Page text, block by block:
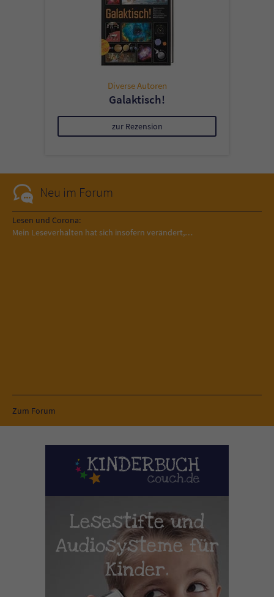
Diverse Autoren
Galaktisch!
zur Rezension
Neu im Forum
Lesen und Corona:
Mein Leseverhalten hat sich insofern verändert,…
Zum Forum
Lesestifte und
Audiosysteme für
Kinder.